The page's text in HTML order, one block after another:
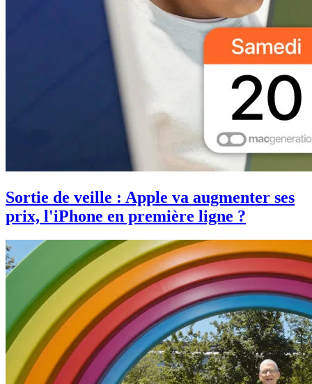
Sortie de veille : Apple va augmenter ses
prix, l'iPhone en première ligne ?